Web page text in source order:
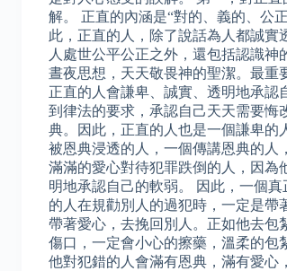
解。 正直的內涵是“對的、義的、公
此，正直的人，除了說話為人都誠實
人處世公平公正之外，還包括認識神
晝夜思想，天天敬畏神的聖潔。最重
正直的人會謙卑、誠實、透明地承認
到律法的要求，承認自己天天需要悔
典。因此，正直的人也是一個謙卑的
被恩典浸透的人，一個傳講恩典的人
滿滿的愛心對待犯罪跌倒的人，因為
明地承認自己的軟弱。 因此，一個真
的人在規勸別人的過犯時，一定是帶
帶著愛心，去挽回別人。正如他去包
傷口，一定會小心的擦藥，溫柔的包
他對犯錯的人會滿有恩典，滿有愛心